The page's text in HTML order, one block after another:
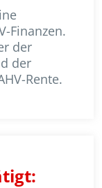
Finanzen.
der
der
Rente.